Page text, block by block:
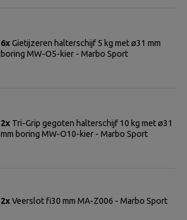
6xGietijzeren halterschijf 5 kg met ø31 mm
boring MW-O5-kier - Marbo Sport
2x Tri-Grip gegoten halterschijf 10 kg met ø31
mm boring MW-O10-kier - Marbo Sport
2xVeerslot fi30 mm MA-Z006 - Marbo Sport